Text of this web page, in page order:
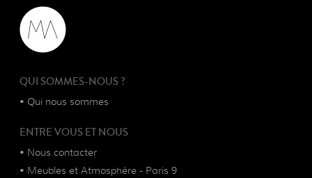
QUI SOMMES-NOUS ?
• Qui nous sommes
ENTRE VOUS ET NOUS
• Nous contacter
• Meubles et Atmosphère - Paris 9